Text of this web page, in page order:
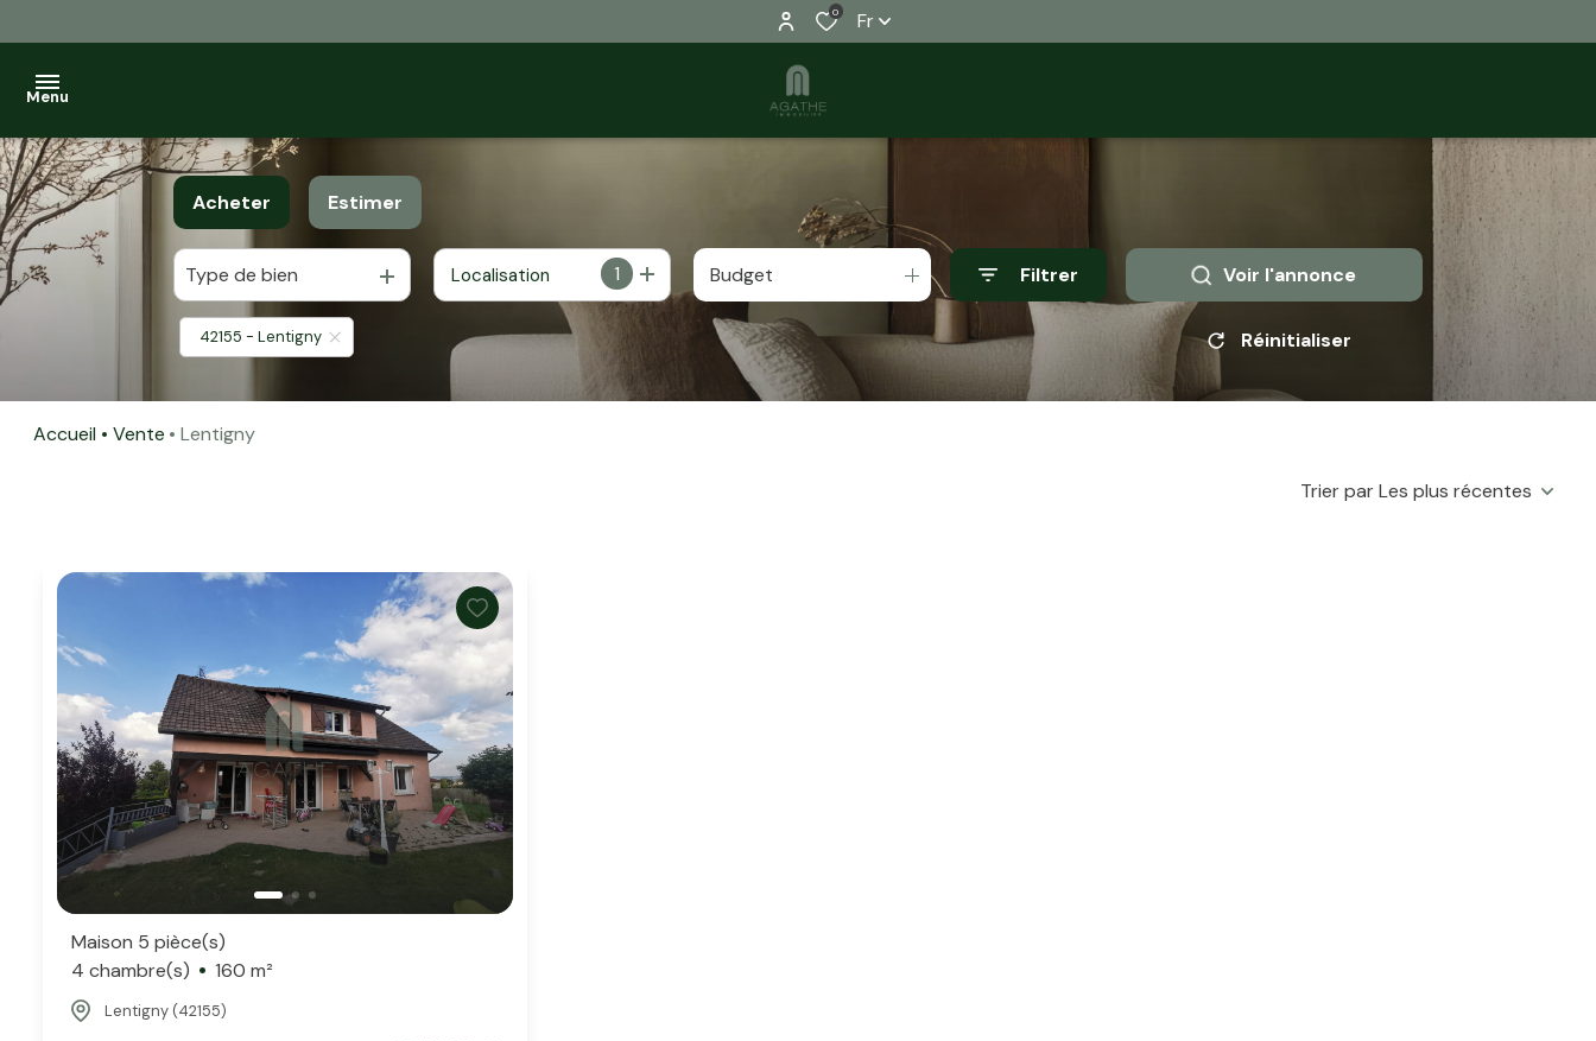
0 Fr
Menu
VENDRE
NOTRE
AGENCE
Acheter
De l'ancien
Estimer
Type de bien 1
Localisation Budget Filtrer Voir l'annonce
42155 - Lentigny Réinitialiser
Accueil Vente Lentigny
Trier par Les plus récentes
Maison 5 pièce(s)
4 chambre(s)
160 m²
Lentigny (42155)